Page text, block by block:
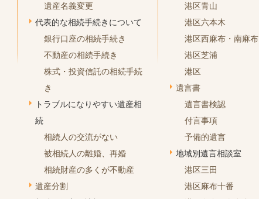
遺産名義変更
代表的な相続手続きについて
銀行口座の相続手続き
不動産の相続手続き
株式・投資信託の相続手続
き
トラブルになりやすい遺産相
続
相続人の交流がない
被相続人の離婚、再婚
相続財産の多くが不動産
遺産分割
港区青山
港区六本木
港区西麻布・南麻布
港区芝浦
港区
遺言書
遺言書検認
付言事項
予備的遺言
地域別遺言相談室
港区三田
港区麻布十番